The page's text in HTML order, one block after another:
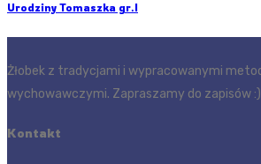
Urodziny Tomaszka gr.I
Żłobek z tradycjami i wypracowanymi
wychowawczymi. Zapraszamy do zapisów :)
Kontakt